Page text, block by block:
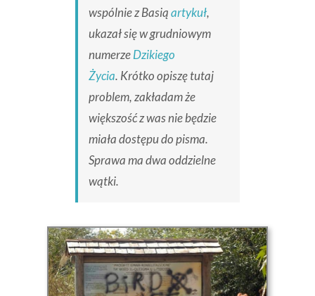
wspólnie z Basiąartykuł,
ukazał się w grudniowym
numerzeDzikiego
Życia. Krótko opiszę tutaj
problem, zakładam że
większość z was nie będzie
miała dostępu do pisma.
Sprawa ma dwa oddzielne
wątki.